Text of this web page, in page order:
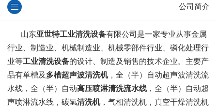
公司简介
山东亚世特工业清洗设备有限公司是一家专业从事金属
行业、制造业、机械制造业、机械零部件行业、磷化处理行
业等工业清洗设备的设计、制造及销售的技术企业。主要产
品有单槽及 多槽超声波清洗机，全（半）自动超声波清洗流
水线，全（半）自动高压喷淋清洗流水线 ，全（半）自动超
声喷淋流水线，碳氢清洗机，气相清洗机，真空干燥清洗机